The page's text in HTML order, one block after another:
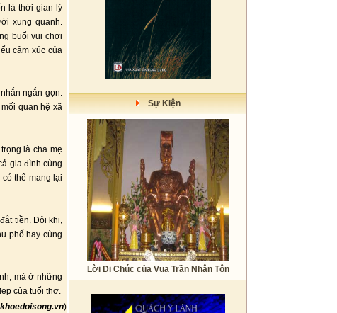
là thời gian lý
xung quanh.
buổi vui chơi
cảm xúc của
ngắn gọn.
quan hệ xã
là cha mẹ
gia đình cùng
thể mang lại
tiền. Đôi khi,
phố hay cùng
mà ở những
của tuổi thơ.
)
Sự Kiện
Lời Di Chúc của Vua Trần Nhân Tôn